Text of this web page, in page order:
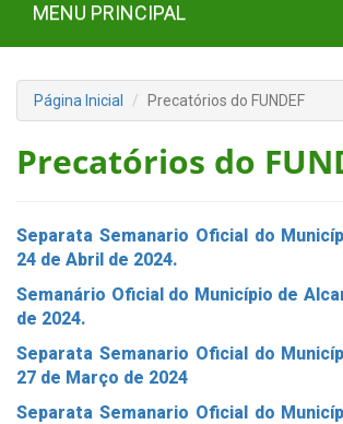
MENU PRINCIPAL
Página Inicial Precatórios do FUNDEF
Precatórios do
Separata Semanario Oficial do
24 de Abril de 2024.
Semanário Oficial do Município de
de 2024.
Separata Semanario Oficial do
27 de Março de 2024
Separata Semanario Oficial do